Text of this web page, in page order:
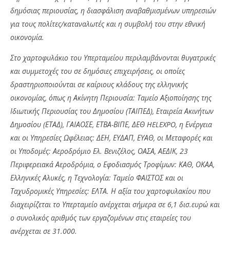
δημόσιας περιουσίας, η διασφάλιση αναβαθμισμένων υπηρεσιών
για τους πολίτες/καταναλωτές και η συμβολή του στην εθνική
οικονομία.
Στο χαρτοφυλάκιο του Υπερταμείου περιλαμβάνονται θυγατρικές
και συμμετοχές του σε δημόσιες επιχειρήσεις, οι οποίες
δραστηριοποιούνται σε καίριους κλάδους της ελληνικής
οικονομίας, όπως η Ακίνητη Περιουσία: Ταμείο Αξιοποίησης της
Ιδιωτικής Περιουσίας του Δημοσίου (ΤΑΙΠΕΔ), Εταιρεία Ακινήτων
Δημοσίου (ΕΤΑΔ), ΓΑΙΑΟΣΕ, ΕΤΒΑ-ΒΙΠΕ, ΔΕΘ HELEXPO, η Ενέργεια
και οι Υπηρεσίες Ωφέλειας: ΔΕΗ, ΕΥΔΑΠ, ΕΥΑΘ, οι Μεταφορές και
οι Υποδομές: Αεροδρόμιο Ελ. Βενιζέλος, ΟΑΣΑ, ΑΕΔΙΚ, 23
Περιφερειακά Αεροδρόμια, ο Εφοδιασμός Τροφίμων: ΚΑΘ, ΟΚΑΑ,
Ελληνικές Αλυκές, η Τεχνολογία: Ταμείο ΦΑΙΣΤΟΣ και οι
Ταχυδρομικές Υπηρεσίες: ΕΛΤΑ. Η αξία του χαρτοφυλακίου που
διαχειρίζεται το Υπερταμείο ανέρχεται σήμερα σε 6,1 δισ.ευρώ και
ο συνολικός αριθμός των εργαζομένων στις εταιρείες του
ανέρχεται σε 31.000.